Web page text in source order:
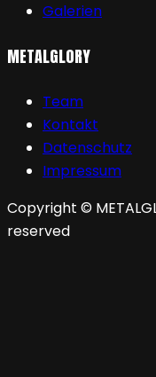
Galerien
METALGLORY
Team
Kontakt
Datenschutz
Impressum
Copyright ©
reserved